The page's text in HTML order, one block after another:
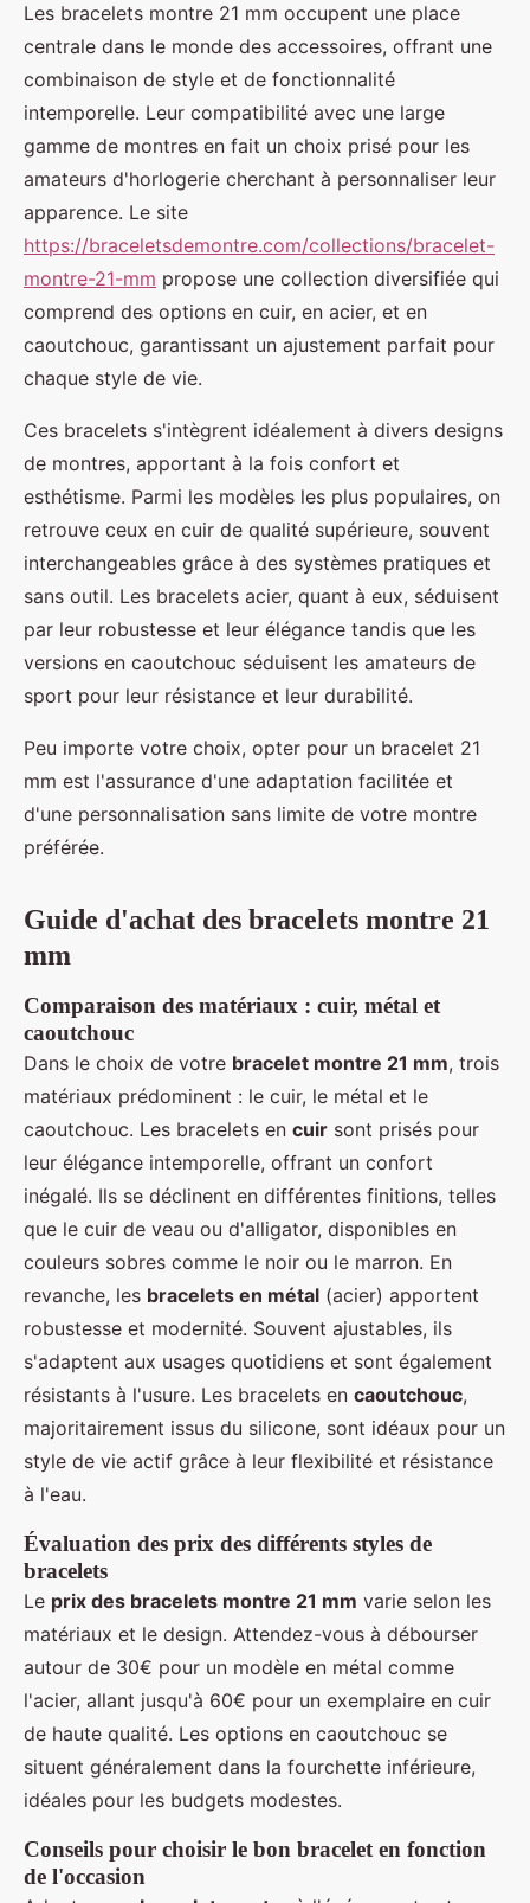
Les bracelets montre 21 mm occupent une place
centrale dans le monde des accessoires, offrant une
combinaison de style et de fonctionnalité
intemporelle. Leur compatibilité avec une large
gamme de montres en fait un choix prisé pour les
amateurs d'horlogerie cherchant à personnaliser leur
apparence. Le site
https://braceletsdemontre.com/collections/bracelet-
montre-21-mm propose une collection diversifiée qui
comprend des options en cuir, en acier, et en
caoutchouc, garantissant un ajustement parfait pour
chaque style de vie.
Ces bracelets s'intègrent idéalement à divers designs
de montres, apportant à la fois confort et
esthétisme. Parmi les modèles les plus populaires, on
retrouve ceux en cuir de qualité supérieure, souvent
interchangeables grâce à des systèmes pratiques et
sans outil. Les bracelets acier, quant à eux, séduisent
par leur robustesse et leur élégance tandis que les
versions en caoutchouc séduisent les amateurs de
sport pour leur résistance et leur durabilité.
Peu importe votre choix, opter pour un bracelet 21
mm est l'assurance d'une adaptation facilitée et
d'une personnalisation sans limite de votre montre
préférée.
Guide d'achat des bracelets montre 21
mm
Comparaison des matériaux : cuir, métal et
caoutchouc
Dans le choix de votre bracelet montre 21 mm, trois
matériaux prédominent : le cuir, le métal et le
caoutchouc. Les bracelets en cuir sont prisés pour
leur élégance intemporelle, offrant un confort
inégalé. Ils se déclinent en différentes finitions, telles
que le cuir de veau ou d'alligator, disponibles en
couleurs sobres comme le noir ou le marron. En
revanche, les bracelets en métal (acier) apportent
robustesse et modernité. Souvent ajustables, ils
s'adaptent aux usages quotidiens et sont également
résistants à l'usure. Les bracelets en caoutchouc,
majoritairement issus du silicone, sont idéaux pour un
style de vie actif grâce à leur flexibilité et résistance
à l'eau.
Évaluation des prix des différents styles de
bracelets
Le prix des bracelets montre 21 mm varie selon les
matériaux et le design. Attendez-vous à débourser
autour de 30€ pour un modèle en métal comme
l'acier, allant jusqu'à 60€ pour un exemplaire en cuir
de haute qualité. Les options en caoutchouc se
situent généralement dans la fourchette inférieure,
idéales pour les budgets modestes.
Conseils pour choisir le bon bracelet en fonction
de l'occasion